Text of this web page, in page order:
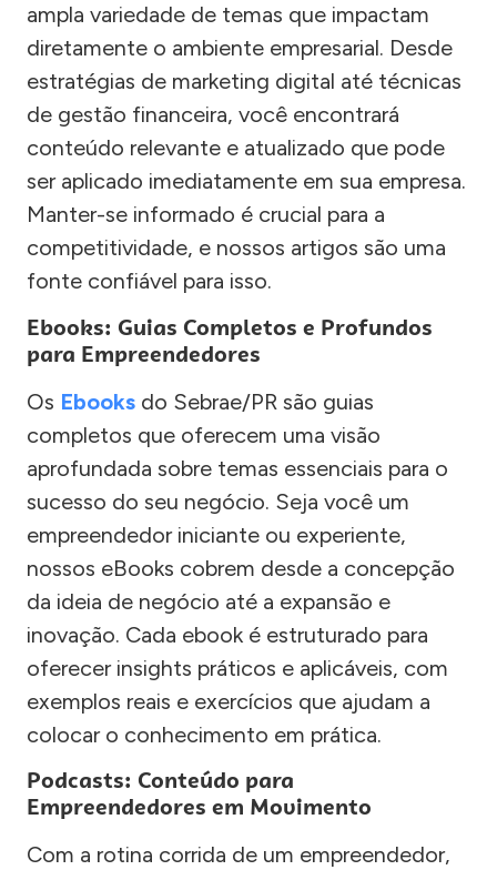
ampla variedade de temas que impactam
diretamente o ambiente empresarial. Desde
estratégias de marketing digital até técnicas
de gestão financeira, você encontrará
conteúdo relevante e atualizado que pode
ser aplicado imediatamente em sua empresa.
Manter-se informado é crucial para a
competitividade, e nossos artigos são uma
fonte confiável para isso.
Ebooks: Guias Completos e Profundos
para Empreendedores
Os Ebooks do Sebrae/PR são guias
completos que oferecem uma visão
aprofundada sobre temas essenciais para o
sucesso do seu negócio. Seja você um
empreendedor iniciante ou experiente,
nossos eBooks cobrem desde a concepção
da ideia de negócio até a expansão e
inovação. Cada ebook é estruturado para
oferecer insights práticos e aplicáveis, com
exemplos reais e exercícios que ajudam a
colocar o conhecimento em prática.
Podcasts: Conteúdo para
Empreendedores em Movimento
Com a rotina corrida de um empreendedor,